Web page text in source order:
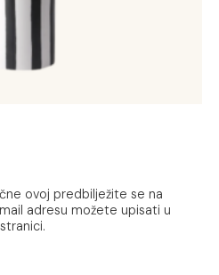
ovoj predbilježite se na
adresu možete upisati u